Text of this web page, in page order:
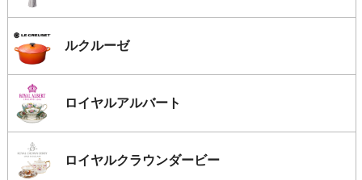
ルクルーゼ
ロイヤルアルバート
ロイヤルクラウンダービー